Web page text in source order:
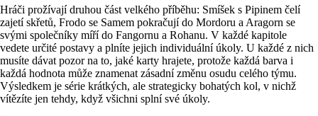
Hráči prožívají druhou část velkého příběhu: Smíšek s Pipinem čelí
zajetí skřetů, Frodo se Samem pokračují do Mordoru a Aragorn se
svými společníky míří do Fangornu a Rohanu. V každé kapitole
vedete určité postavy a plníte jejich individuální úkoly. U každé z nich
musíte dávat pozor na to, jaké karty hrajete, protože každá barva i
každá hodnota může znamenat zásadní změnu osudu celého týmu.
Výsledkem je série krátkých, ale strategicky bohatých kol, v nichž
vítězíte jen tehdy, když všichni splní své úkoly.